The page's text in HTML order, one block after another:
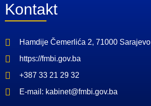
Kontakt
Hamdije Čemerlića 2, 71000 Sarajevo
https://fmbi.gov.ba
+387 33 21 29 32
E-mail: kabinet@fmbi.gov.ba